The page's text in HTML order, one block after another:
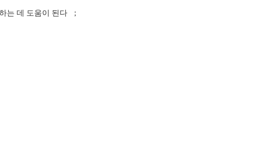
는 데 도움이 된다 ；